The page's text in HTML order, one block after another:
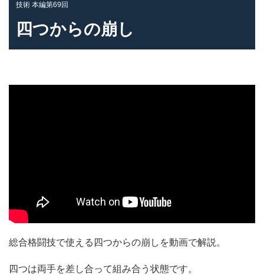
技術 本編第69回
四つからの崩し
総合格闘技で使える四つからの崩しを動画で解説。
四つは両手を差し合って組み合う状態です。